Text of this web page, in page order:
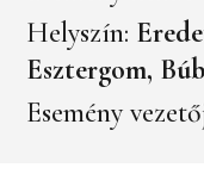
Helyszín:
Esztergom,
Esemény